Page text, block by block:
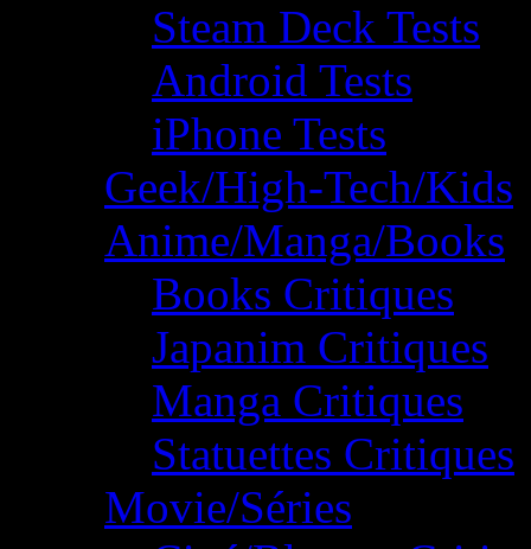
Steam Deck Tests
Android Tests
iPhone Tests
Geek/High-Tech/Kids
Anime/Manga/Books
Books Critiques
Japanim Critiques
Manga Critiques
Statuettes Critiques
Movie/Séries